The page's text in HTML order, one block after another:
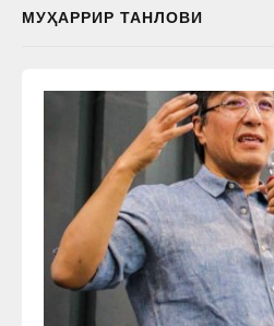
МУҲАРРИР ТАНЛОВИ